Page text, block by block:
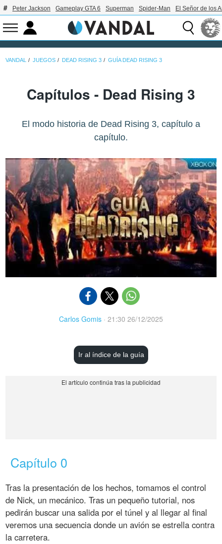
Peter Jackson Gameplay GTA 6 Superman Spider-Man El Señor de los
VANDAL JUEGOS DEAD RISING 3 GUÍA DEAD RISING 3
Capítulos - Dead Rising 3
El modo historia de Dead Rising 3, capítulo a
capítulo.
Carlos Gomis · 21:30 26/12/2025
Ir al índice de la guía
Capítulo 0
Tras la presentación de los hechos, tomamos el control
de Nick, un mecánico. Tras un pequeño tutorial, nos
pedirán buscar una salida por el túnel y al llegar al final
veremos una secuencia donde un avión se estrella contra
la carretera.